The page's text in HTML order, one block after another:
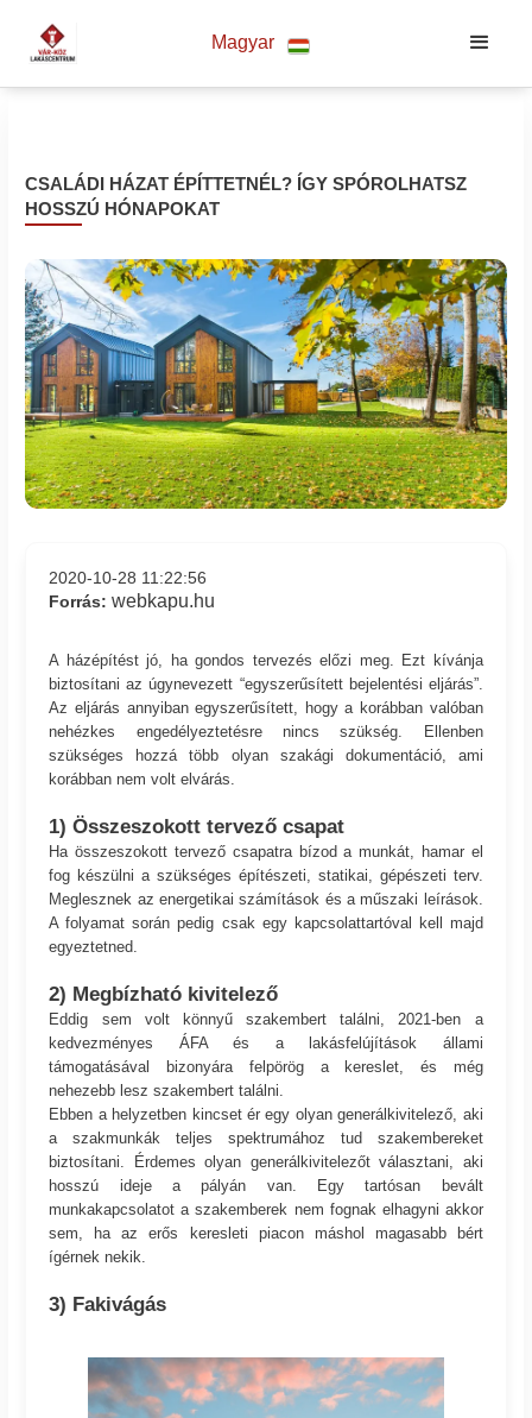
Magyar
CSALÁDI HÁZAT ÉPÍTTETNÉL? ÍGY SPÓROLHATSZ
HOSSZÚ HÓNAPOKAT
2020-10-28 11:22:56
Forrás:webkapu.hu
A házépítést jó, ha gondos tervezés előzi meg. Ezt kívánja
biztosítani az úgynevezett “egyszerűsített bejelentési eljárás”.
Az eljárás annyiban egyszerűsített, hogy a korábban valóban
nehézkes engedélyeztetésre nincs szükség. Ellenben
szükséges hozzá több olyan szakági dokumentáció, ami
korábban nem volt elvárás.
1) Összeszokott tervező csapat
Ha összeszokott tervező csapatra bízod a munkát, hamar el
fog készülni a szükséges építészeti, statikai, gépészeti terv.
Meglesznek az energetikai számítások és a műszaki leírások.
A folyamat során pedig csak egy kapcsolattartóval kell majd
egyeztetned.
2) Megbízható kivitelező
Eddig sem volt könnyű szakembert találni, 2021-ben a
kedvezményes ÁFA és a lakásfelújítások állami
támogatásával bizonyára felpörög a kereslet, és még
nehezebb lesz szakembert találni.
Ebben a helyzetben kincset ér egy olyan generálkivitelező, aki
a szakmunkák teljes spektrumához tud szakembereket
biztosítani. Érdemes olyan generálkivitelezőt választani, aki
hosszú ideje a pályán van. Egy tartósan bevált
munkakapcsolatot a szakemberek nem fognak elhagyni akkor
sem, ha az erős keresleti piacon máshol magasabb bért
ígérnek nekik.
3) Fakivágás